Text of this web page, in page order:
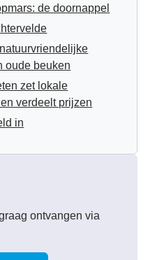
de doornappel
oude beuken
zet lokale
verdeelt prijzen
in
ontvangen via